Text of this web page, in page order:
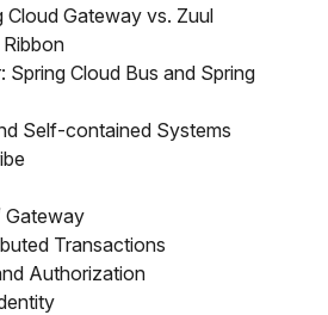
Cloud Gateway vs. Zuul
Spring Cloud Bus and Spring
Self-contained Systems
Gateway
Transactions
Authorization